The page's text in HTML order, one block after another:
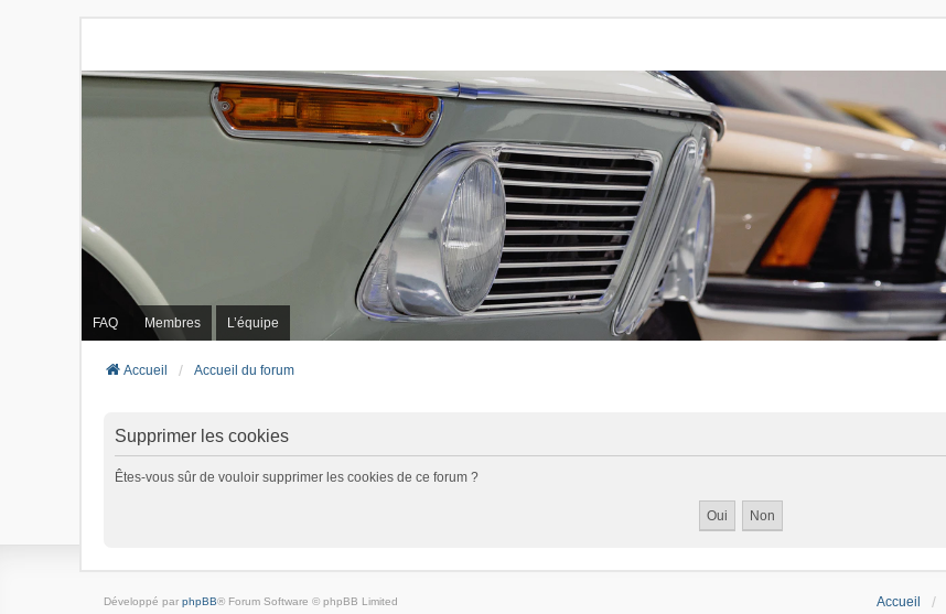
FAQ Membres L’équipe
Accueil Accueil du forum
Supprimer les cookies
Êtes-vous sûr de vouloir supprimer les cookies de ce forum ?
Accueil
Développé par phpBB® Forum Software © phpBB Limited